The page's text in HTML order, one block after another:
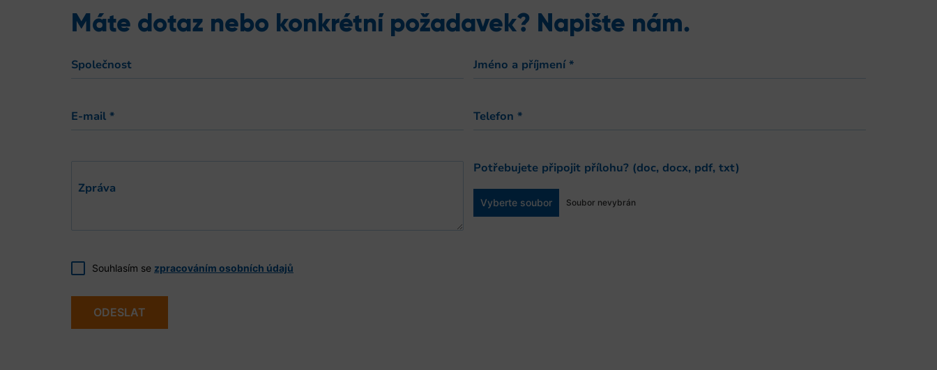
Máte dotaz nebo konkrétní požadavek? Napište nám.
Společnost Jméno a příjmení*
E-mail * Telefon *
Zpráva
Potřebujete připojit přílohu? (doc, docx, pdf, txt)
Vyberte soubor Soubor nevybrán
Souhlasím se zpracováním osobních údajů
ODESLAT